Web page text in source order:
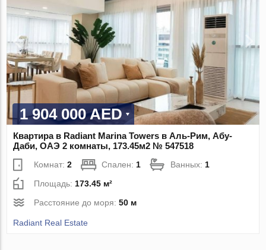
1 904 000 AED
Квартира в Radiant Marina Towers в Аль-Рим, Абу-
Даби, ОАЭ 2 комнаты, 173.45м2 № 547518
Комнат:2 Спален: 1 Ванных: 1
Площадь: 173.45 м²
Расстояние до моря:50 м
Radiant Real Estate